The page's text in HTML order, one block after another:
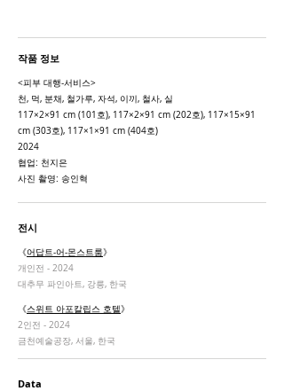
작품 정보
<피부 대행-서비스>
천, 먹, 분채, 철가루, 자석, 이끼, 철사, 실
117×2×91 cm (101호), 117×2×91 cm (202호), 117×15×91
cm (303호), 117×1×91 cm (404호)
2024
​협업: 천지은
사진 촬영: 송인혁
전시
《어답트-어-몬스트룸》
개인전 - 2024
대추무 파인아트, 강릉, 한국
《스위트 아포칼립스 호텔》
2인전 - 2024
금천예술공장, 서울, 한국
Data